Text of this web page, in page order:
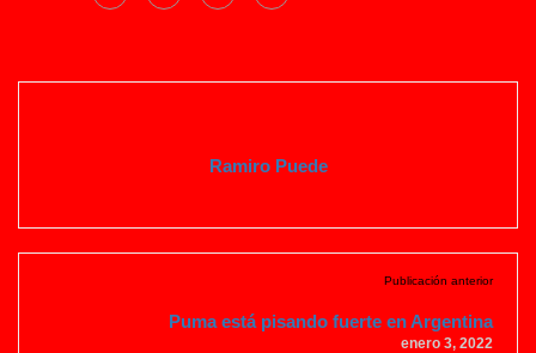
Ramiro Puede
Publicación anterior
Puma está pisando fuerte en Argentina
enero 3, 2022